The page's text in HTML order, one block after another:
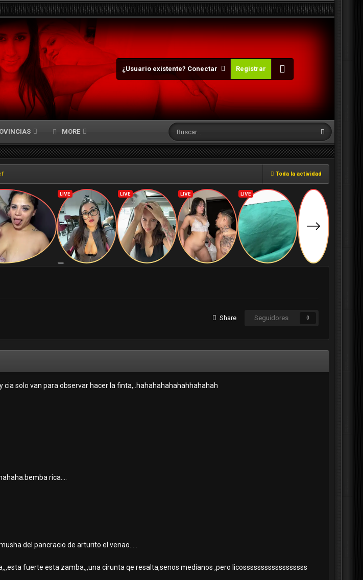
¿Usuario existente? Conectar Registrar
MORE
Toda la actividad
Share Seguidores 0
cia solo van para observar hacer la finta,..hahahahahahahhahahah
rica....
del pancracio de arturito el venao.....
fuerte esta zamba,,,una cirunta qe resalta,senos medianos ,pero licossssssssssssssssss